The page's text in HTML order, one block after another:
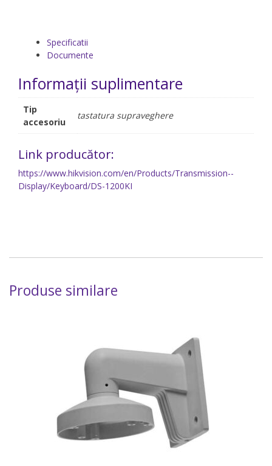
Specificatii
Documente
Informații suplimentare
Tip
accesoriu
tastatura supraveghere
Link producător:
https://www.hikvision.com/en/Products/Transmission--
Display/Keyboard/DS-1200KI
Produse similare